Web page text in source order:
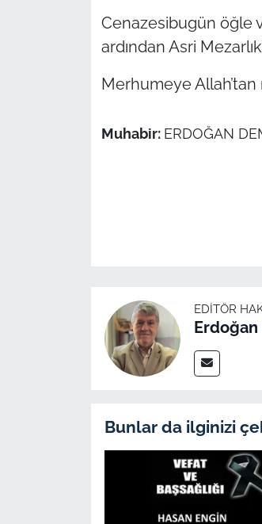
Cenazesibugün öğle
ardından Asri
Merhumeye Allah’tan
Muhabir: ERDOĞAN
EDITÖR
Bunlar da ilginizi
Bilim Teknoloji
Canlı Maç